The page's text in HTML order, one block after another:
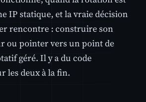
IP statique, et la vraie décision
rencontre : construire son
ou pointer vers un point de
géré. Il y a du code
les deux à la fin.